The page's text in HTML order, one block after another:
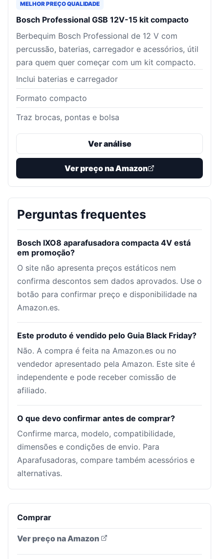
MELHOR PREÇO QUALIDADE
Bosch Professional GSB 12V-15 kit compacto
Berbequim Bosch Professional de 12 V com
percussão, baterias, carregador e acessórios, útil
para quem quer começar com um kit compacto.
Inclui baterias e carregador
Formato compacto
Traz brocas, pontas e bolsa
Ver análise
Ver preço na Amazon
Perguntas frequentes
Bosch IXO8 aparafusadora compacta 4V está
em promoção?
O site não apresenta preços estáticos nem
confirma descontos sem dados aprovados. Use o
botão para confirmar preço e disponibilidade na
Amazon.es.
Este produto é vendido pelo Guia Black Friday?
Não. A compra é feita na Amazon.es ou no
vendedor apresentado pela Amazon. Este site é
independente e pode receber comissão de
afiliado.
O que devo confirmar antes de comprar?
Confirme marca, modelo, compatibilidade,
dimensões e condições de envio. Para
Aparafusadoras, compare também acessórios e
alternativas.
Comprar
Ver preço na Amazon